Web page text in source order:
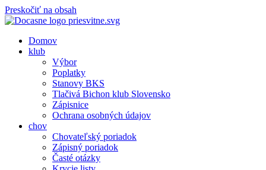
Preskočiť na obsah
Domov
klub
Výbor
Poplatky
Stanovy BKS
Tlačivá Bichon klub Slovensko
Zápisnice
Ochrana osobných údajov
chov
Chovateľský poriadok
Zápisný poriadok
Časté otázky